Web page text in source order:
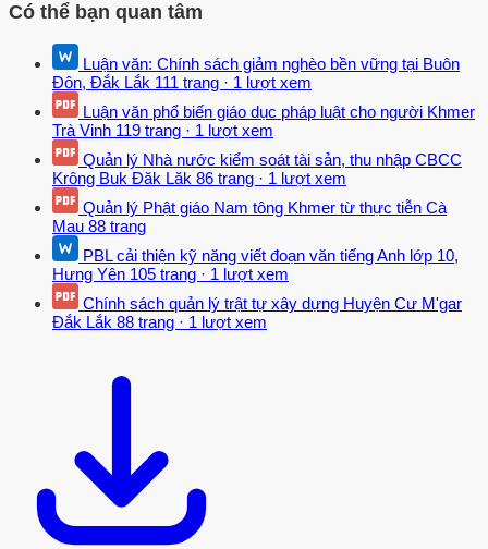
trọng đến sức khoẻ của người sử dụng, các chất độc ngấm vào các
tế bào trong cơ thể sống, ban đầu gây cảm giác sảng khoái, hưng
phấn, dẫn đến tình trạng lạm dụng chúng để giảm đau hoặc tìm
cảm giác vui vẻ. Việc sử dụng nhiều lần sẽ dẫn đến tính trạng
nghiện, bắt buộc phải sử dụng nếu không sẽ khó chịu, ảnh hưởng
đến các dây thần kinh, có thể dẫn đến không thể điều khiển được
hành vi của mình. Hiện nay thuật ngữ ma tuý theo quan điểm khoa
học thì “ma tuý là các chất có nguồn gốc tự nhiên ( morphin…); bán
tổng hợp ( heroin được bán tổng hợp từ morphin) hay tổng hợp (
amphetamine) có tác dụng lên hệ thần kinh trung ương gây cảm
giác như giảm đau, hưng phấn, hay cảm thấy dễ chịu… mà khi
dùng nhiều lần thì sẽ phải sử dụng lại nó nếu không sẽ rất khó
nghĩa của bộ luật hình sự Việt Nam thuật ngữ “ma tuý bao gồm
nhựa thuốc phiện, nhựa cần sa, nhựa coca, lá, hoa, quả cây cần xa,
quả thuốc phiện khô, quả thuốc phiện tươi, heroine, cocain, các
chất ma tuý khác ở thể lỏng hay thể rắn”.
Có thể bạn quan tâm
Luận văn: Chính sách giảm nghèo bền vững tại Buôn
Đôn, Đắk Lắk 111 trang · 1 lượt xem
Luận văn phổ biến giáo dục pháp luật cho người Khmer
Trà Vinh 119 trang · 1 lượt xem
Quản lý Nhà nước kiểm soát tài sản, thu nhập CBCC
Krông Buk Đăk Lăk 86 trang · 1 lượt xem
Quản lý Phật giáo Nam tông Khmer từ thực tiễn Cà
Mau 88 trang
PBL cải thiện kỹ năng viết đoạn văn tiếng Anh lớp 10,
Hưng Yên 105 trang · 1 lượt xem
Chính sách quản lý trật tự xây dựng Huyện Cư M'gar
Đắk Lắk 88 trang · 1 lượt xem